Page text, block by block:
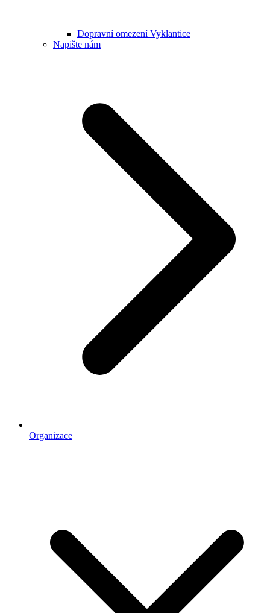
Dopravní omezení Vyklantice
Napište nám
Organizace